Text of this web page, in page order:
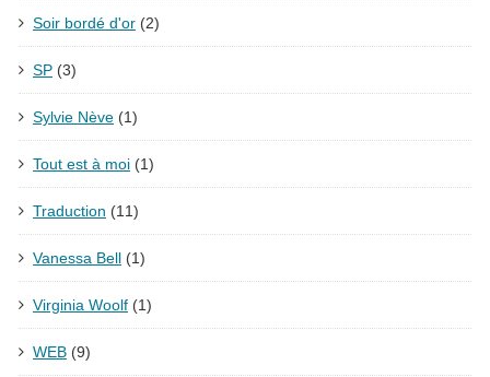
Soir bordé d'or (2)
SP (3)
Sylvie Nève (1)
Tout est à moi (1)
Traduction (11)
Vanessa Bell (1)
Virginia Woolf (1)
WEB (9)